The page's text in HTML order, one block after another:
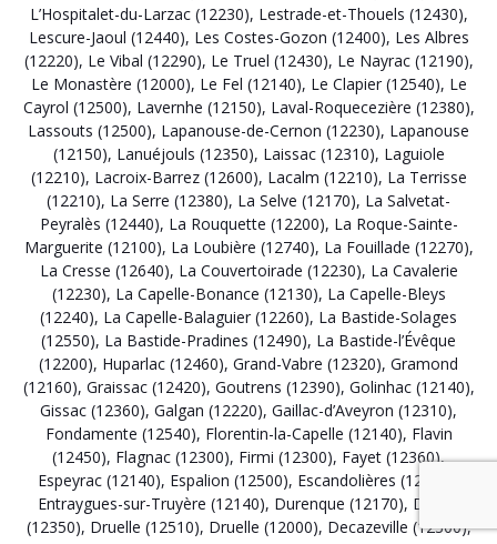
L’Hospitalet-du-Larzac (12230), Lestrade-et-Thouels (12430),
Lescure-Jaoul (12440), Les Costes-Gozon (12400), Les Albres
(12220), Le Vibal (12290), Le Truel (12430), Le Nayrac (12190),
Le Monastère (12000), Le Fel (12140), Le Clapier (12540), Le
Cayrol (12500), Lavernhe (12150), Laval-Roquecezière (12380),
Lassouts (12500), Lapanouse-de-Cernon (12230), Lapanouse
(12150), Lanuéjouls (12350), Laissac (12310), Laguiole
(12210), Lacroix-Barrez (12600), Lacalm (12210), La Terrisse
(12210), La Serre (12380), La Selve (12170), La Salvetat-
Peyralès (12440), La Rouquette (12200), La Roque-Sainte-
Marguerite (12100), La Loubière (12740), La Fouillade (12270),
La Cresse (12640), La Couvertoirade (12230), La Cavalerie
(12230), La Capelle-Bonance (12130), La Capelle-Bleys
(12240), La Capelle-Balaguier (12260), La Bastide-Solages
(12550), La Bastide-Pradines (12490), La Bastide-l’Évêque
(12200), Huparlac (12460), Grand-Vabre (12320), Gramond
(12160), Graissac (12420), Goutrens (12390), Golinhac (12140),
Gissac (12360), Galgan (12220), Gaillac-d’Aveyron (12310),
Fondamente (12540), Florentin-la-Capelle (12140), Flavin
(12450), Flagnac (12300), Firmi (12300), Fayet (12360),
Espeyrac (12140), Espalion (12500), Escandolières (12390)
Entraygues-sur-Truyère (12140), Durenque (12170), Drulhe
(12350), Druelle (12510), Druelle (12000), Decazeville (12300),